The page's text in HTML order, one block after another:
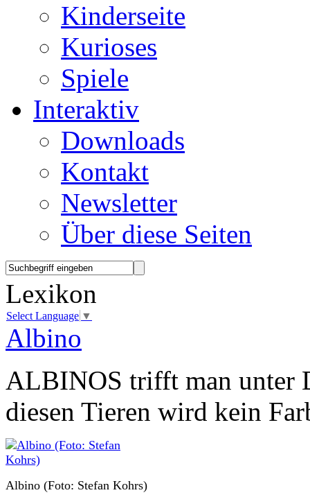
Kinderseite
Kurioses
Spiele
Interaktiv
Downloads
Kontakt
Newsletter
Über diese Seiten
Lexikon
Select Language ▼
Albino
ALBINOS trifft man unter
diesen Tieren wird kein
Albino (Foto: Stefan Kohrs)